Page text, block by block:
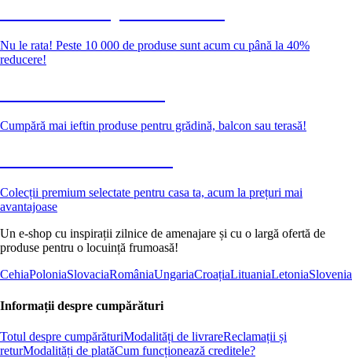
Nu le rata! Peste 10 000 de produse sunt acum cu până la 40%
reducere!
Cumpără mai ieftin produse pentru grădină, balcon sau terasă!
Colecții premium selectate pentru casa ta, acum la prețuri mai
avantajoase
Un e-shop cu inspirații zilnice de amenajare și cu o largă ofertă de
produse pentru o locuință frumoasă!
CehiaPoloniaSlovaciaRomâniaUngariaCroațiaLituaniaLetoniaSlovenia
Informații despre cumpărături
Totul despre cumpărăturiModalități de livrareReclamații și
returModalități de platăCum funcționează creditele?